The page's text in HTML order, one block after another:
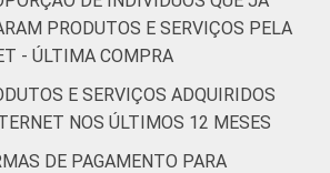
De 25 a 34
anos
De 35 a 44
59
PRODUTOS E SERVIÇOS PELA
- ÚLTIMA COMPRA
E SERVIÇOS ADQUIRIDOS
NOS ÚLTIMOS 12 MESES
DE PAGAMENTO PARA